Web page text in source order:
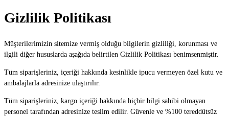
Gizlilik Politikası
Müşterilerimizin sitemize vermiş olduğu bilgilerin gizliliği, korunması ve
ilgili diğer hususlarda aşağıda belirtilen Gizlilik Politikası benimsenmiştir.
Tüm siparişleriniz, içeriği hakkında kesinlikle ipucu vermeyen özel kutu ve
ambalajlarla adresinize ulaştırılır.
Tüm siparişleriniz, kargo içeriği hakkında hiçbir bilgi sahibi olmayan
personel tarafından adresinize teslim edilir. Güvenle ve %100 tereddütsüz